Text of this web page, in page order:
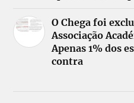
O Chega foi
Associação
Apenas 1% dos
contra